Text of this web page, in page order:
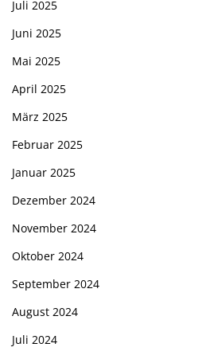
Juli 2025
Juni 2025
Mai 2025
April 2025
März 2025
Februar 2025
Januar 2025
Dezember 2024
November 2024
Oktober 2024
September 2024
August 2024
Juli 2024